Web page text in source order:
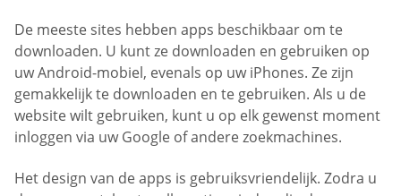
De meeste sites hebben apps beschikbaar om te
downloaden. U kunt ze downloaden en gebruiken op
uw Android-mobiel, evenals op uw iPhones. Ze zijn
gemakkelijk te downloaden en te gebruiken. Als u de
website wilt gebruiken, kunt u op elk gewenst moment
inloggen via uw Google of andere zoekmachines.
Het design van de apps is gebruiksvriendelijk. Zodra u